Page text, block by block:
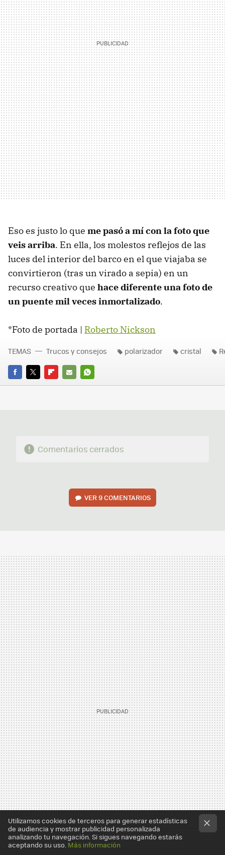
Eso es justo lo que me pasó a mí con la foto que
veis arriba. En ella, los molestos reflejos de las
luces del interior del barco en el que viajaba se
convirtieron (tras un virado a sepia) en un
recurso creativo que hace diferente una foto de
un puente mil veces inmortalizado.
*Foto de portada | Roberto Nickson
FACEBOOK
TWITTERFLIPBOARD
E-
WHATSAPP
TEMAS Trucos y consejos polarizador cristal
Comentarios cerrados
VER9 COMENTARIOS
Utilizamos cookies de terceros para generar estadísticas
de audiencia y mostrar publicidad personalizada
analizando tu navegación. Si sigues navegando estarás
aceptando su uso. Más información